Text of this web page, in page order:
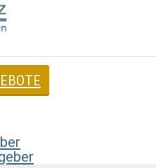
FÜR LEHRER
Stellenangebote von